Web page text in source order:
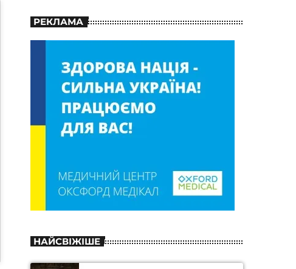
РЕКЛАМА
НАЙСВІЖІШЕ